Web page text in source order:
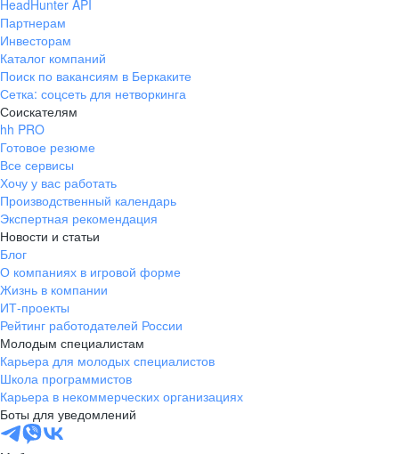
HeadHunter API
Партнерам
Инвесторам
Каталог компаний
Поиск по вакансиям в Беркаките
Сетка: соцсеть для нетворкинга
Соискателям
hh PRO
Готовое резюме
Все сервисы
Хочу у вас работать
Производственный календарь
Экспертная рекомендация
Новости и статьи
Блог
О компаниях в игровой форме
Жизнь в компании
ИТ-проекты
Рейтинг работодателей России
Молодым специалистам
Карьера для молодых специалистов
Школа программистов
Карьера в некоммерческих организациях
Боты для уведомлений